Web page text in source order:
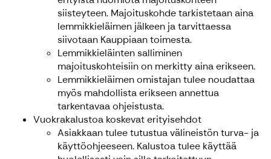
siisteyteen. Majoituskohde tarkistetaan aina
lemmikkieläimen jälkeen ja tarvittaessa
siivotaan Kauppiaan toimesta.
Lemmikkieläinten salliminen
majoituskohteisiin on merkitty aina erikseen.
Lemmikkieläimen omistajan tulee noudattaa
myös mahdollista erikseen annettua
tarkentavaa ohjeistusta.
Vuokrakalustoa koskevat erityisehdot
Asiakkaan tulee tutustua välineistön turva- ja
käyttöohjeeseen. Kalustoa tulee käyttää